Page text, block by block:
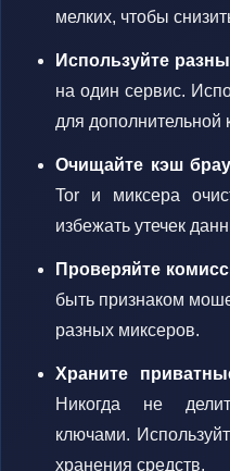
мелких, чтобы
Используйте
на один сервис.
для дополнительной
Очищайте кэш
Tor и миксера
избежать утечек
Проверяйте
быть признаком
разных миксеров.
Храните
Никогда не
ключами.
хранения средств.